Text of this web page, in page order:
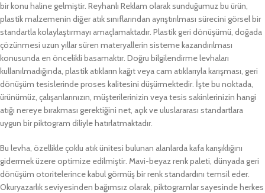
bir konu haline gelmiştir. Reyhanlı Reklam olarak sunduğumuz bu ürün,
plastik malzemenin diğer atık sınıflarından ayrıştırılması sürecini görsel bir
standartla kolaylaştırmayı amaçlamaktadır. Plastik geri dönüşümü, doğada
çözünmesi uzun yıllar süren materyallerin sisteme kazandırılması
konusunda en öncelikli basamaktır. Doğru bilgilendirme levhaları
kullanılmadığında, plastik atıkların kağıt veya cam atıklarıyla karışması, geri
dönüşüm tesislerinde proses kalitesini düşürmektedir. İşte bu noktada,
ürünümüz, çalışanlarınızın, müşterilerinizin veya tesis sakinlerinizin hangi
atığı nereye bırakması gerektiğini net, açık ve uluslararası standartlara
uygun bir piktogram diliyle hatırlatmaktadır.
Bu levha, özellikle çoklu atık ünitesi bulunan alanlarda kafa karışıklığını
gidermek üzere optimize edilmiştir. Mavi-beyaz renk paleti, dünyada geri
dönüşüm otoritelerince kabul görmüş bir renk standardını temsil eder.
Okuryazarlık seviyesinden bağımsız olarak, piktogramlar sayesinde herkes